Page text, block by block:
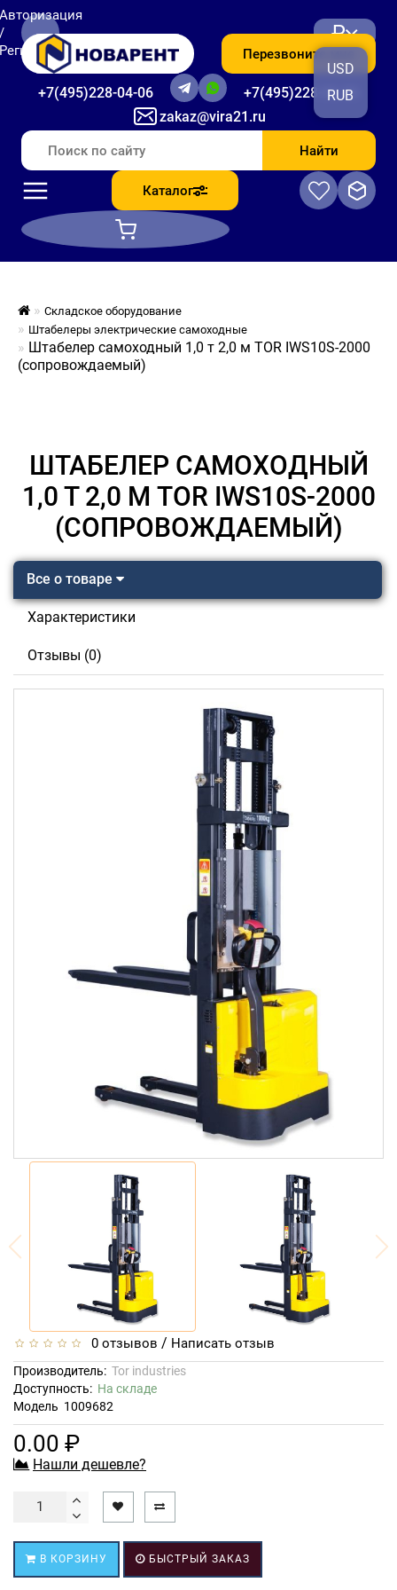
zakaz@vira21.ru
+7(495)228-04-06 +7(495)228-06-56
Перезвоните мне
₽
USD
RUB
Найти
Каталог
Складское оборудование
Штабелеры электрические самоходные
Штабелер самоходный 1,0 т 2,0 м TOR IWS10S-2000
(сопровождаемый)
ШТАБЕЛЕР САМОХОДНЫЙ
1,0 Т 2,0 М TOR IWS10S-2000
(СОПРОВОЖДАЕМЫЙ)
Все о товаре
Характеристики
Отзывы (0)
0 отзывов / Написать отзыв
Производитель: Tor industries
Доступность: На складе
Модель 1009682
0.00 ₽
Нашли дешевле?
В КОРЗИНУ БЫСТРЫЙ ЗАКАЗ